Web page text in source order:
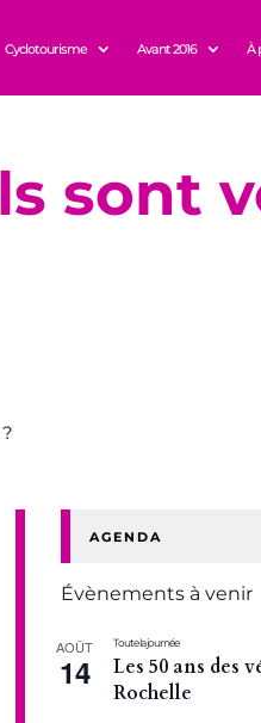
Cyclotourisme Avant 2016 À
sont
AGENDA
Évènements à venir
AOÛT
14
Toute la journée
Les 50 ans des
Rochelle